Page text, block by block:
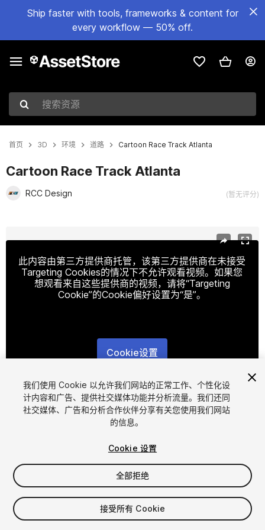
Ship faster with tools, frameworks & content for
every workflow — 50% off.
搜索资源
首页 3D 环境 道路 Cartoon Race Track Atlanta
Cartoon Race Track Atlanta
RCC Design (暂无评分)
此内容由第三方提供商托管，该第三方提供商在未接受
Targeting Cookies的情况下不允许观看视频。如果您
想观看来自这些提供商的视频，请将“Targeting
Cookie”的Cookie偏好设置为“是”。
Cookie设置
1/14
$25
增值税将在结算时计算
我们使用 Cookie 以允许我们网站的正常工作、个性化设
计内容和广告、提供社交媒体功能并分析流量。我们还同
社交媒体、广告和分析合作伙伴分享有关您使用我们网站
的信息。
Cookie 设置
全部拒绝
接受所有 Cookie